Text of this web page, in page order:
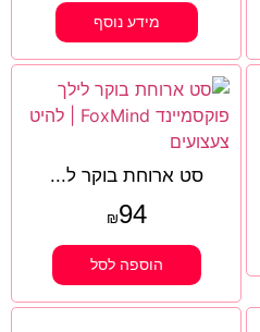
מידע נוסף
סט ארוחת בוקר ל...
₪94
הוספה לסל